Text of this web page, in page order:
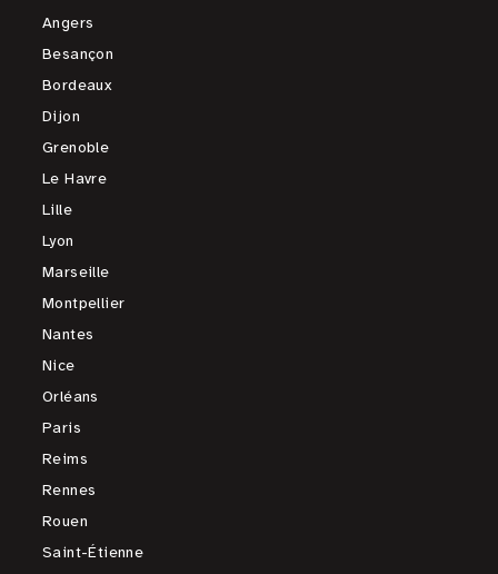
Angers
Besançon
Bordeaux
Dijon
Grenoble
Le Havre
Lille
Lyon
Marseille
Montpellier
Nantes
Nice
Orléans
Paris
Reims
Rennes
Rouen
Saint-Étienne